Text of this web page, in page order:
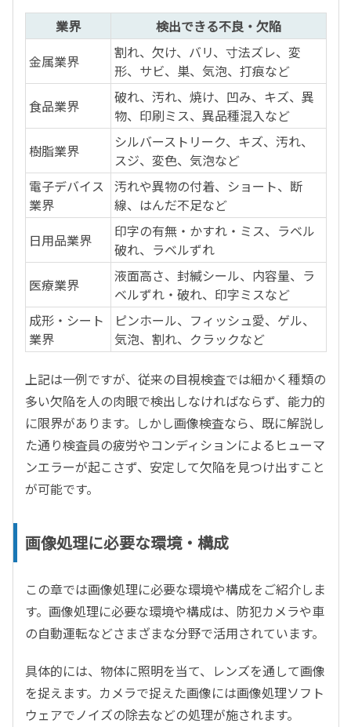
業界
検出できる不良・欠陥
金属業界
割れ、欠け、バリ、寸法ズレ、変
形、サビ、巣、気泡、打痕など
食品業界
破れ、汚れ、焼け、凹み、キズ、異
物、印刷ミス、異品種混入など
樹脂業界
シルバーストリーク、キズ、汚れ、
スジ、変色、気泡など
電子デバイス
業界
汚れや異物の付着、ショート、断
線、はんだ不足など
日用品業界
印字の有無・かすれ・ミス、ラベル
破れ、ラベルずれ
医療業界
液面高さ、封緘シール、内容量、ラ
ベルずれ・破れ、印字ミスなど
成形・シート
業界
ピンホール、フィッシュ愛、ゲル、
気泡、割れ、クラックなど
上記は一例ですが、従来の目視検査では細かく種類の
多い欠陥を人の肉眼で検出しなければならず、能力的
に限界があります。しかし画像検査なら、既に解説し
た通り検査員の疲労やコンディションによるヒューマ
ンエラーが起こさず、安定して欠陥を見つけ出すこと
が可能です。
画像処理に必要な環境・構成
この章では画像処理に必要な環境や構成をご紹介しま
す。画像処理に必要な環境や構成は、防犯カメラや車
の自動運転などさまざまな分野で活用されています。
具体的には、物体に照明を当て、レンズを通して画像
を捉えます。カメラで捉えた画像には画像処理ソフト
ウェアでノイズの除去などの処理が施されます。